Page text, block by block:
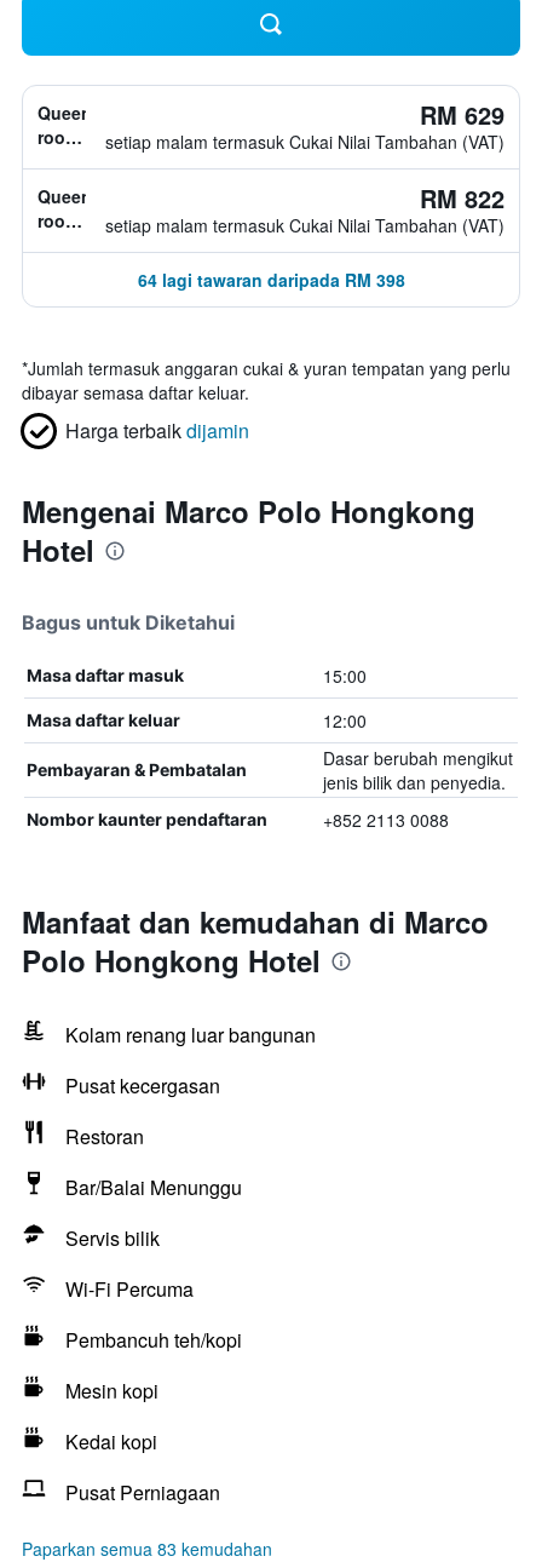
Queen
room,
katil
tidak
diketahui
RM 629
setiap malam termasuk Cukai Nilai Tambahan (VAT)
Queen
room,
RM 822
setiap malam termasuk Cukai Nilai Tambahan (VAT)
64 lagi tawaran daripada RM 398
*Jumlah termasuk anggaran cukai & yuran tempatan yang perlu
dibayar semasa daftar keluar.
Harga terbaikdijamin
Mengenai Marco Polo Hongkong
Hotel
Bagus untuk Diketahui
Masa daftar masuk 15:00
Masa daftar keluar 12:00
Pembayaran & Pembatalan
Dasar berubah mengikut
jenis bilik dan penyedia.
Nombor kaunter pendaftaran +852 2113 0088
Manfaat dan kemudahan di Marco
Polo Hongkong Hotel
Kolam renang luar bangunan
Pusat kecergasan
Restoran
Bar/Balai Menunggu
Servis bilik
Wi-Fi Percuma
Pembancuh teh/kopi
Mesin kopi
Kedai kopi
Pusat Perniagaan
Paparkan semua 83 kemudahan